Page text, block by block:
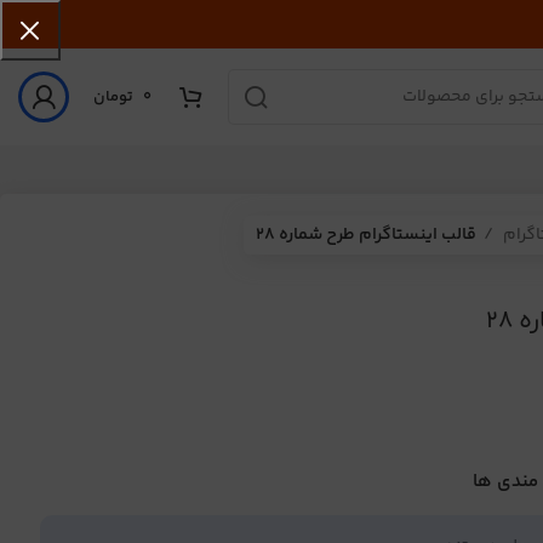
0 تومان
قالب اینستاگرام طرح شماره 28
مندی ها